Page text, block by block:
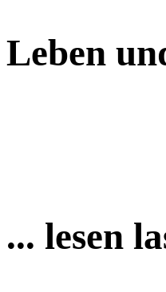
Leben
... lesen